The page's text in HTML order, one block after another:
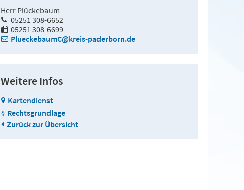
Herr Plückebaum
05251 308-6652
05251 308-6699
PlueckebaumC@kreis-paderborn.de
Weitere Infos
Kartendienst
Rechtsgrundlage
Zurück zur Übersicht